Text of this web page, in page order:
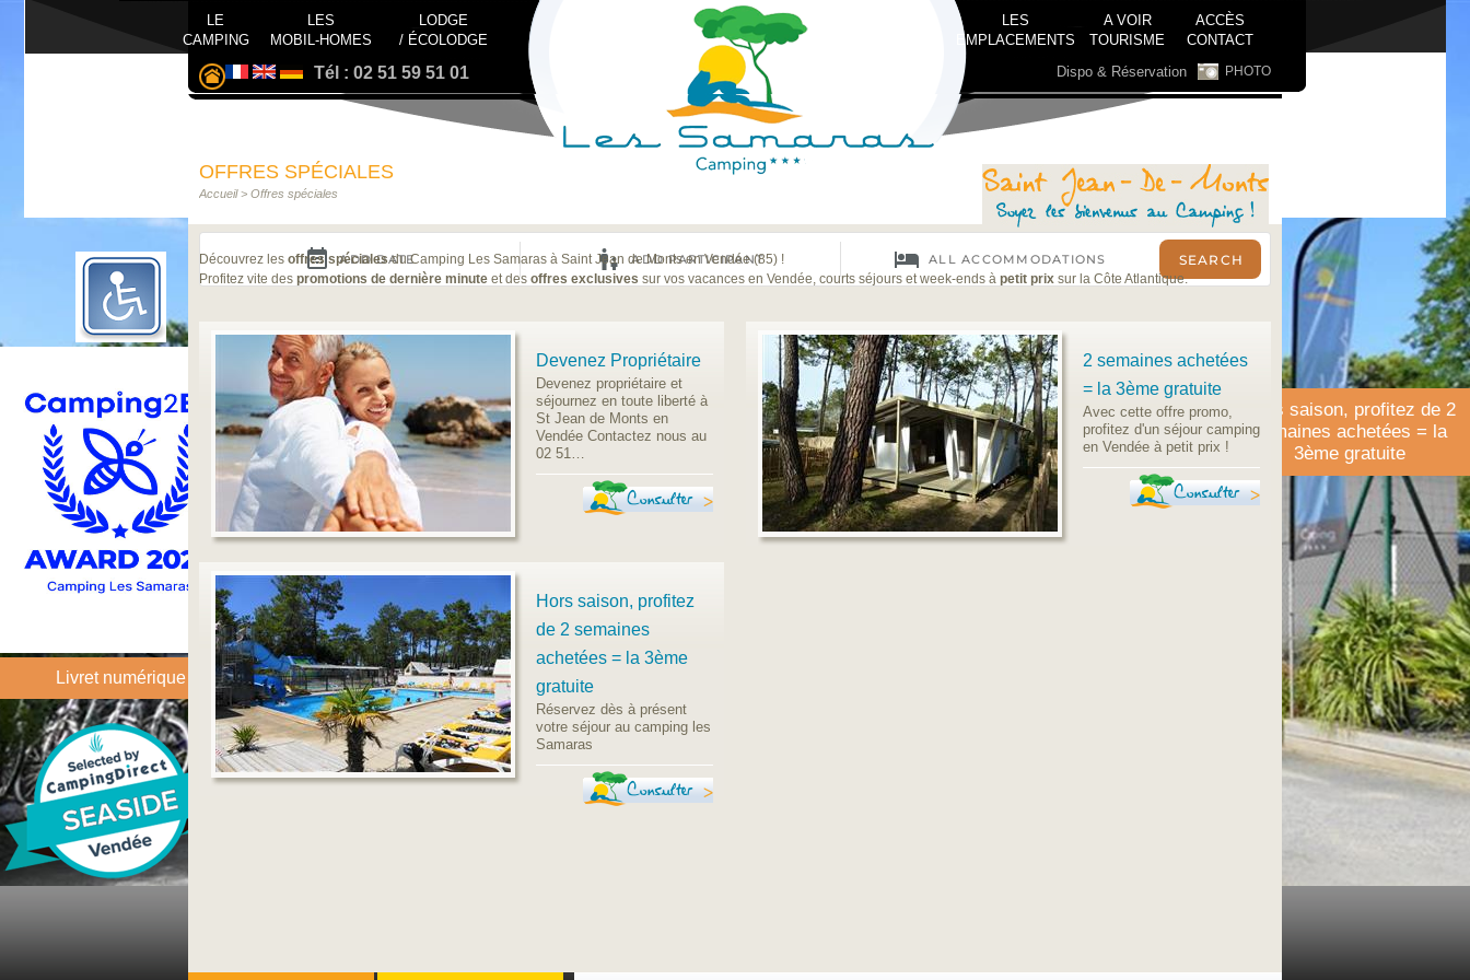
Hors saison, profitez de 2
semaines achetées = la
3ème gratuite
Livret numérique
LE
CAMPING
LES
MOBIL-HOMES
LODGE
/ ÉCOLODGE
LES
EMPLACEMENTS
A VOIR
TOURISME
ACCÈS
CONTACT
Tél : 02 51 59 51 01 PHOTO
Dispo & Réservation
OFFRES SPÉCIALES
Accueil> Offres spéciales
Découvrez les offres spécialesdu Camping Les Samaras à Saint Jean de Monts en Vendée (85) !
Profitez vite des promotions de dernière minute et des offres exclusives sur vos vacances en Vendée, courts séjours et week-ends à petit prix sur la Côte Atlantique.
Devenez Propriétaire
Devenez propriétaire et
séjournez en toute liberté à
St Jean de Monts en
Vendée Contactez nous au
02 51…
Consulter
2 semaines achetées
= la 3ème gratuite
Avec cette offre promo,
profitez d'un séjour camping
en Vendée à petit prix !
Consulter
Hors saison, profitez
de 2 semaines
achetées = la 3ème
gratuite
Réservez dès à présent
votre séjour au camping les
Samaras
Consulter